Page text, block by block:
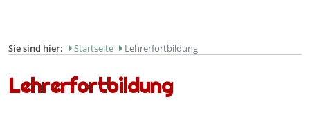
Sie sind hier: Startseite Lehrerfortbildung
Lehrerfortbildung